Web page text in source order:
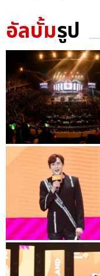
อัลบั้มรูป